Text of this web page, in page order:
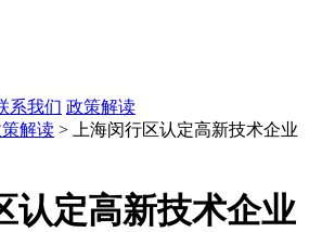
系我们 政策解读
解读 > 上海闵行区认定高新技术企业
认定高新技术企业